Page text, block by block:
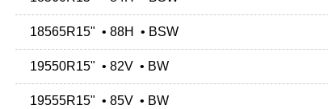
18565R15" • 88H • BSW
19550R15" • 82V • BW
19555R15" • 85V • BW